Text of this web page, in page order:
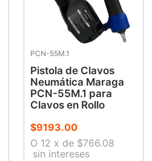
PCN-55M.1
Pistola de Clavos
Neumática Maraga
PCN-55M.1 para
Clavos en Rollo
$9193.00
O 12 x de $766.08
sin intereses